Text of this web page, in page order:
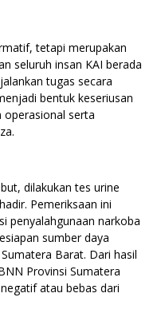
tetapi merupakan
seluruh insan KAI berada
tugas secara
bentuk keseriusan
serta
dilakukan tes urine
Pemeriksaan ini
penyalahgunaan narkoba
sumber daya
Barat. Dari hasil
Provinsi Sumatera
atau bebas dari